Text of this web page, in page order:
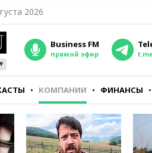
2026
Business FM
прямой эфир
КОМПАНИИ ФИНАНСЫ